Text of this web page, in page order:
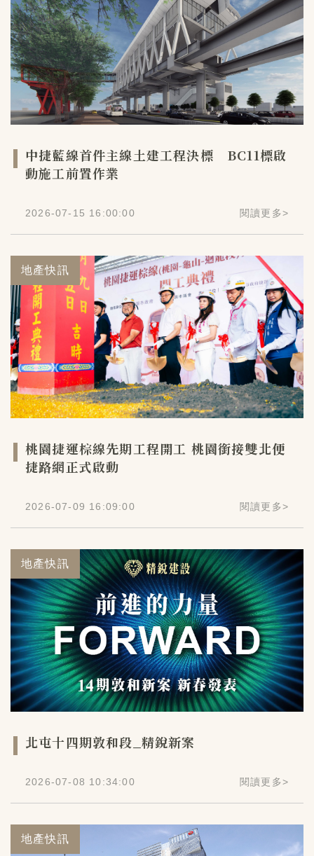
中捷藍線首件主線土建工程決標 BC11標啟
動施工前置作業
2026-07-15 16:00:00 閱讀更多>
地產快訊
桃園捷運棕線先期工程開工 桃園銜接雙北便
捷路網正式啟動
2026-07-09 16:09:00 閱讀更多>
地產快訊
北屯十四期敦和段_精銳新案
2026-07-08 10:34:00 閱讀更多>
地產快訊